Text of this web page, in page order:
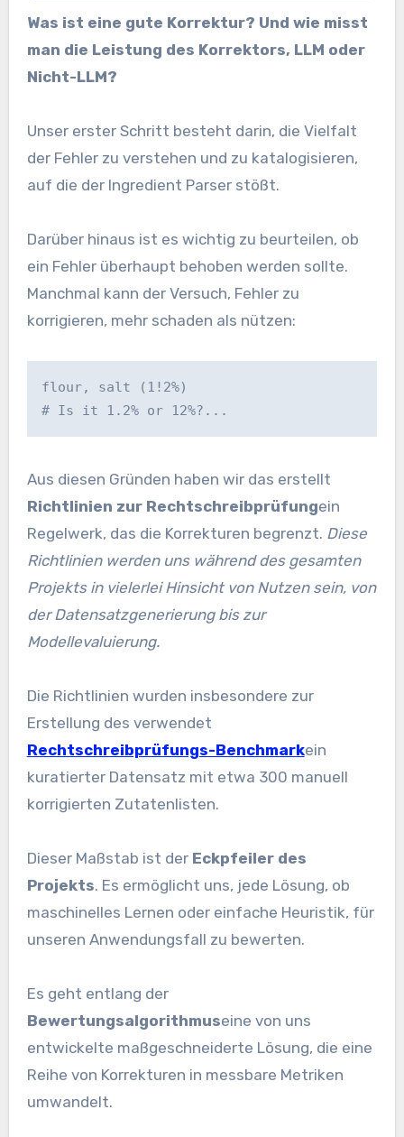
Was ist eine gute Korrektur? Und wie misst
man die Leistung des Korrektors, LLM oder
Nicht-LLM?
Unser erster Schritt besteht darin, die Vielfalt
der Fehler zu verstehen und zu katalogisieren,
auf die der Ingredient Parser stößt.
Darüber hinaus ist es wichtig zu beurteilen, ob
ein Fehler überhaupt behoben werden sollte.
Manchmal kann der Versuch, Fehler zu
korrigieren, mehr schaden als nützen:
flour, salt (1!2%)
# Is it 1.2% or 12%?...
Aus diesen Gründen haben wir das erstellt
Richtlinien zur Rechtschreibprüfungein
Regelwerk, das die Korrekturen begrenzt. Diese
Richtlinien werden uns während des gesamten
Projekts in vielerlei Hinsicht von Nutzen sein, von
der Datensatzgenerierung bis zur
Modellevaluierung.
Die Richtlinien wurden insbesondere zur
Erstellung des verwendet
Rechtschreibprüfungs-Benchmarkein
kuratierter Datensatz mit etwa 300 manuell
korrigierten Zutatenlisten.
Dieser Maßstab ist der Eckpfeiler des
Projekts. Es ermöglicht uns, jede Lösung, ob
maschinelles Lernen oder einfache Heuristik, für
unseren Anwendungsfall zu bewerten.
Es geht entlang der
Bewertungsalgorithmuseine von uns
entwickelte maßgeschneiderte Lösung, die eine
Reihe von Korrekturen in messbare Metriken
umwandelt.